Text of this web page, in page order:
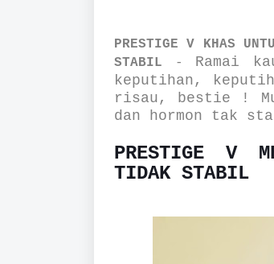
PRESTIGE V KHAS
STABIL - Ramai
keputihan,
risau, bestie !
dan hormon tak
PRESTIGE V
TIDAK STABIL